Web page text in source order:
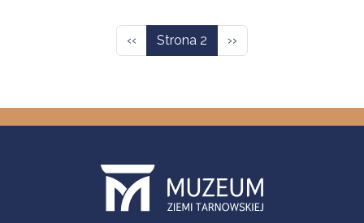
Poprzednia strona
‹‹ Strona 2 Następna strona
››